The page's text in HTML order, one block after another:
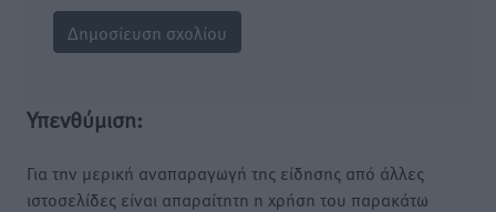
Υπενθύμιση:
Για την μερική αναπαραγωγή της είδησης από άλλες
ιστοσελίδες είναι απαραίτητη η χρήση του παρακάτω